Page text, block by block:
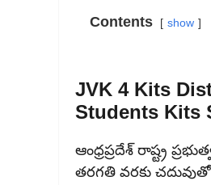
Contents show
JVK 4 Kits
Students Kits
ఆంధ్రప్రదేశ్ రాష్ట్ర
తరగతి వరకు